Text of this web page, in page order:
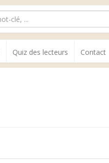
Quiz des lecteurs Contact